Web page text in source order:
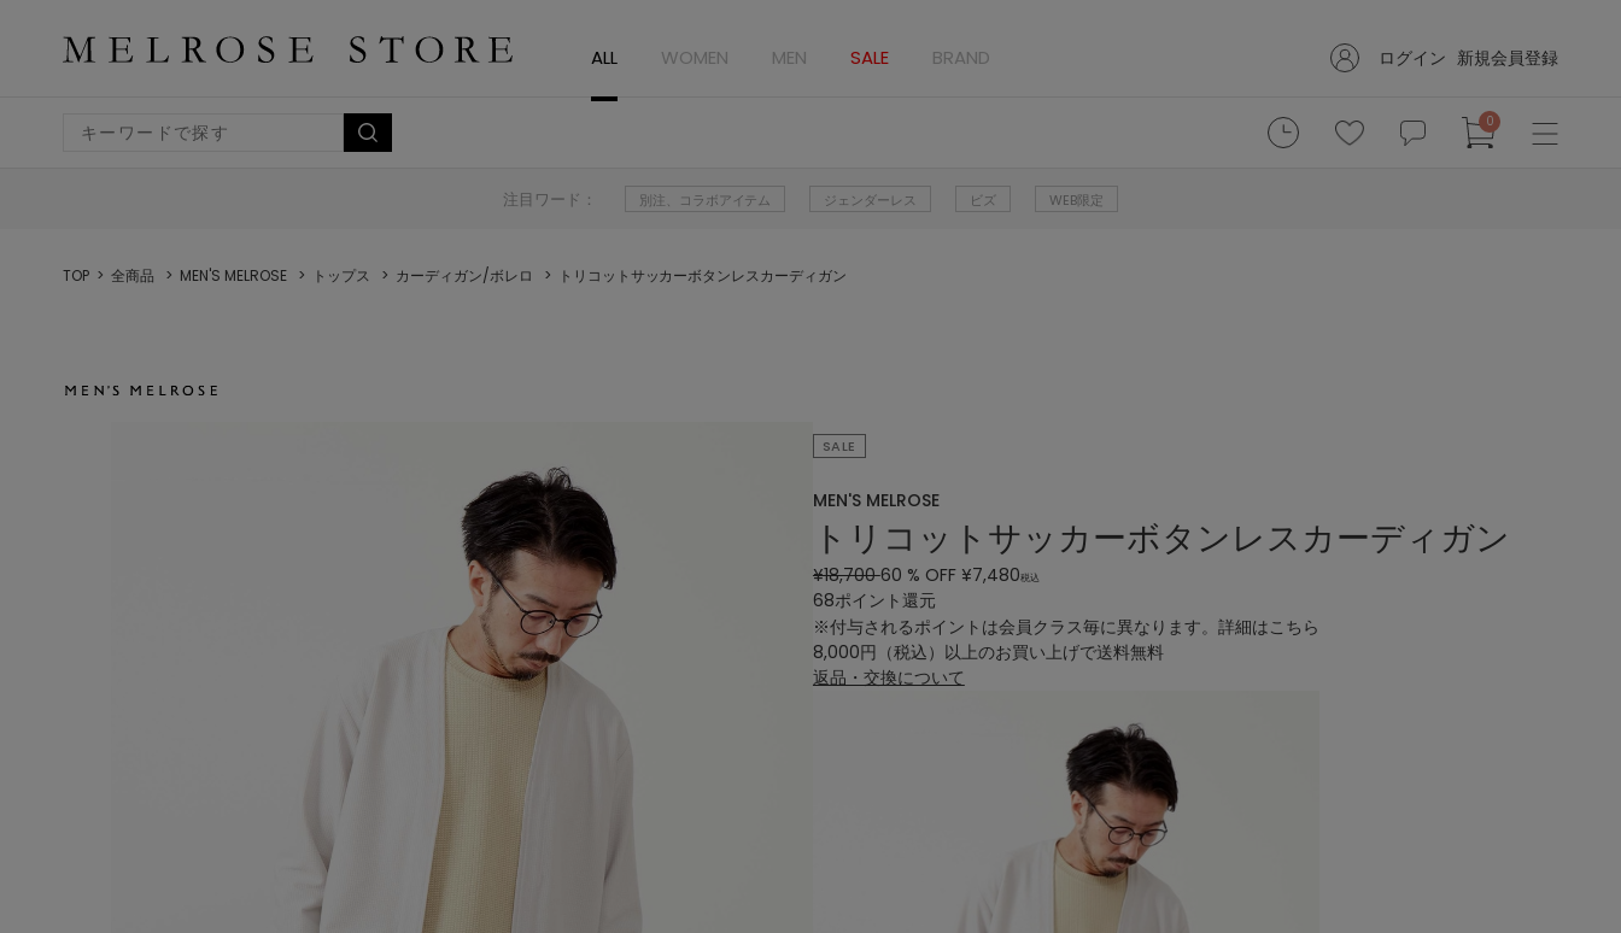
ALL WOMEN MEN SALE BRAND ログイン 新規会員登録
0
注目ワード： 別注、コラボアイテム ジェンダーレス ビズ WEB限定
TOP 全商品 MEN'S MELROSE トップス カーディガン/ボレロ トリコットサッカーボタンレスカーディガン
SALE
MEN'S MELROSE
トリコットサッカーボタンレスカーディガン
¥18,70060 % OFF ¥7,480税込
68ポイント還元
※付与されるポイントは会員クラス毎に異なります。 詳細はこちら
8,000円（税込）以上のお買い上げで送料無料
返品・交換について